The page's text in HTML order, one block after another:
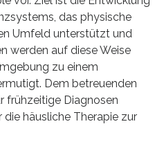
das physische
Umfeld unterstützt und
werden auf diese Weise
zu einem
Dem betreuenden
frühzeitige Diagnosen
häusliche Therapie zur